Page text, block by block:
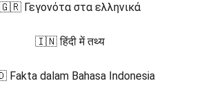
🇬🇷 Γεγονότα στα ελληνικά
🇮🇳 हिंदी में तथ्य
dalam Bahasa Indonesia